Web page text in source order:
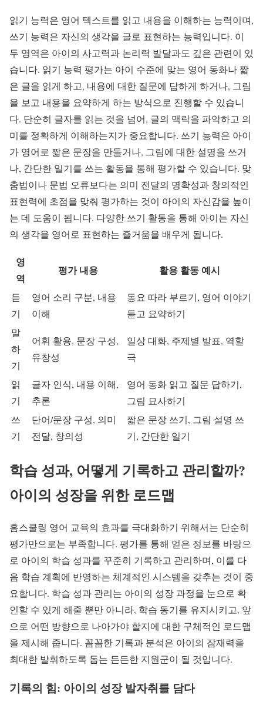
읽기 능력은 영어 텍스트를 읽고 내용을 이해하는 능력이며,
쓰기 능력은 자신의 생각을 글로 표현하는 능력입니다. 이
두 영역은 아이의 사고력과 논리력 발달과도 깊은 관련이 있
습니다. 읽기 능력 평가는 아이 수준에 맞는 영어 동화나 짧
은 글을 읽게 하고, 내용에 대한 질문에 답하게 하거나, 그림
을 보고 내용을 요약하게 하는 방식으로 진행할 수 있습니
다. 단순히 글자를 읽는 것을 넘어, 글의 맥락을 파악하고 의
미를 정확하게 이해하는지가 중요합니다. 쓰기 능력은 아이
가 영어로 짧은 문장을 만들거나, 그림에 대한 설명을 쓰거
나, 간단한 일기를 쓰는 활동을 통해 평가할 수 있습니다. 맞
춤법이나 문법 오류보다는 의미 전달의 명확성과 창의적인
표현력에 초점을 맞춰 평가하는 것이 아이의 자신감을 높이
는 데 도움이 됩니다. 다양한 쓰기 활동을 통해 아이는 자신
의 생각을 영어로 표현하는 즐거움을 배우게 됩니다.
영
역
평가 내용 활용 활동 예시
듣
기
영어 소리 구분, 내용
이해
동요 따라 부르기, 영어 이야기
듣고 요약하기
말
하
기
어휘 활용, 문장 구성,
유창성
일상 대화, 주제별 발표, 역할
극
읽
기
글자 인식, 내용 이해,
추론
영어 동화 읽고 질문 답하기,
그림 묘사하기
쓰
기
단어/문장 구성, 의미
전달, 창의성
짧은 문장 쓰기, 그림 설명 쓰
기, 간단한 일기
학습 성과, 어떻게 기록하고 관리할까?
아이의 성장을 위한 로드맵
홈스쿨링 영어 교육의 효과를 극대화하기 위해서는 단순히
평가만으로는 부족합니다. 평가를 통해 얻은 정보를 바탕으
로 아이의 학습 성과를 꾸준히 기록하고 관리하며, 이를 다
음 학습 계획에 반영하는 체계적인 시스템을 갖추는 것이 중
요합니다. 학습 성과 관리는 아이의 성장 과정을 눈으로 확
인할 수 있게 해줄 뿐만 아니라, 학습 동기를 유지시키고, 앞
으로 어떤 방향으로 나아가야 할지에 대한 구체적인 로드맵
을 제시해 줍니다. 꼼꼼한 기록과 분석은 아이의 잠재력을
최대한 발휘하도록 돕는 든든한 지원군이 될 것입니다.
기록의 힘: 아이의 성장 발자취를 담다